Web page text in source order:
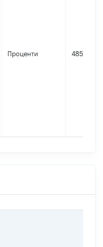
Проценти 4852